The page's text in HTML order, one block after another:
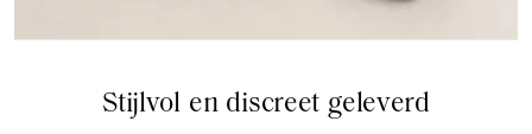
Stijlvol en discreet geleverd